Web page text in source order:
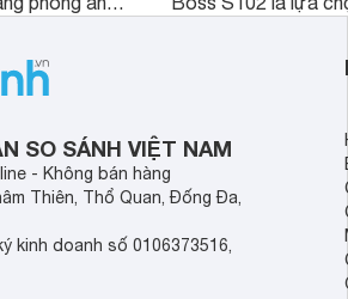
của nhiều
kiệm điện và hiệu
đặc biệt khi kết hợp
SO SÁNH VIỆT NAM
- Không bán hàng
Thiên, Thổ Quan, Đống Đa,
kinh doanh số 0106373516,